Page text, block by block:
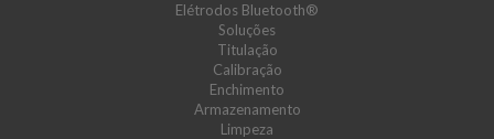
Elétrodos Bluetooth®
Soluções
Titulação
Calibração
Enchimento
Armazenamento
Limpeza